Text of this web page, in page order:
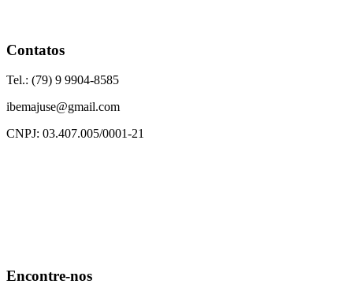
Contatos
Tel.: (79) 9 9904-8585
ibemajuse@gmail.com
CNPJ: 03.407.005/0001-21
Encontre-nos